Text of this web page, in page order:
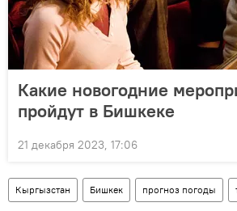
Какие новогодние
пройдут в Бишкеке
21 декабря 2023, 17:06
Кыргызстан Бишкек прогноз погоды